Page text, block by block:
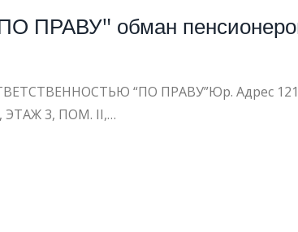
ПРАВУ" обман
“ПО ПРАВУ”Юр. Адрес
ЭТАЖ 3, ПОМ. II,…